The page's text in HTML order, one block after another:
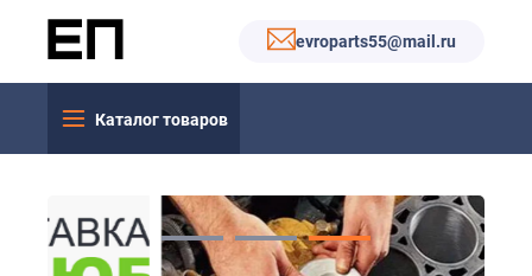
evroparts55@mail.ru
Каталог товаров